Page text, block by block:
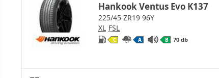
Hankook Ventus Evo K137
225/45 ZR19 96Y
XL FSL
C A B 70 db